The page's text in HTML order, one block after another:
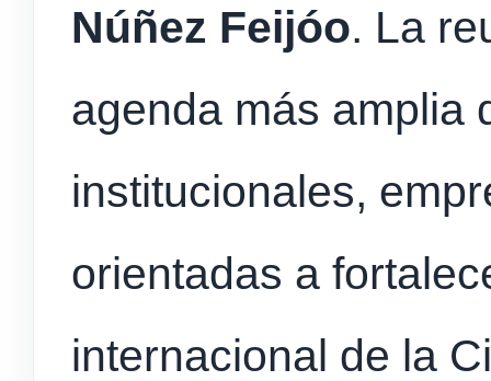
Núñez Feijóo. La
agenda más amplia
institucionales,
orientadas a
internacional de la